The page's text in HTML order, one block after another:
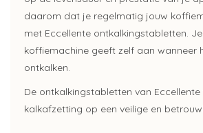
daarom dat je regelmatig jouw
met Eccellente ontkalkingstabletten.
koffiemachine geeft zelf aan wanneer
ontkalken.
De ontkalkingstabletten van
kalkafzetting op een veilige en